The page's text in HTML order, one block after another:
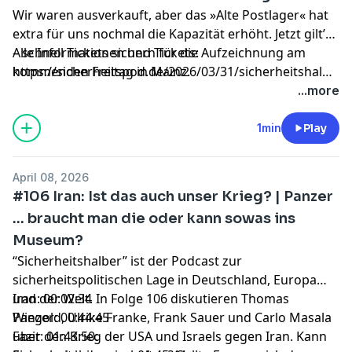
Wir waren ausverkauft, aber das »Alte Postlager« hat
extra für uns nochmal die Kapazität erhöht. Jetzt gilt’s
– schnell Tickets sichern für die Aufzeichnung am
kommenden Freitag in Mainz.
Alle Informationen und Tickets:
https://sicherheitspod.de/2026/03/31/sicherheitshalber-
...more
1min Play
April 08, 2026
#106 Iran: Ist das auch unser Krieg? | Panzer
… braucht man die oder kann sowas ins
Museum?
“Sicherheitshalber” ist der Podcast zur
sicherheitspolitischen Lage in Deutschland, Europa
und der Welt. In Folge 106 diskutieren Thomas
Wiegold, Ulrike Franke, Frank Sauer und Carlo Masala
über den Krieg der USA und Israels gegen Iran. Kann
Iran: 00:02:34
Panzer: 00:44:45
Fazit: 01:43:50: